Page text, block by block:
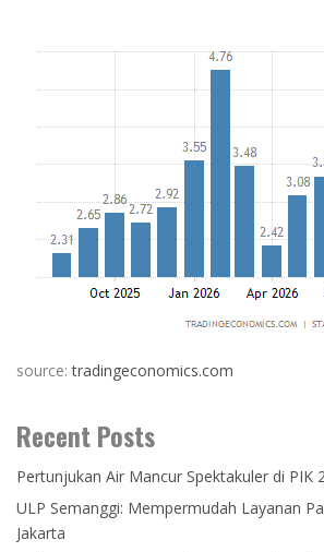
source:tradingeconomics.com
Recent Posts
Pertunjukan Air Mancur Spektakuler di PIK
ULP Semanggi: Mempermudah Layanan
Jakarta